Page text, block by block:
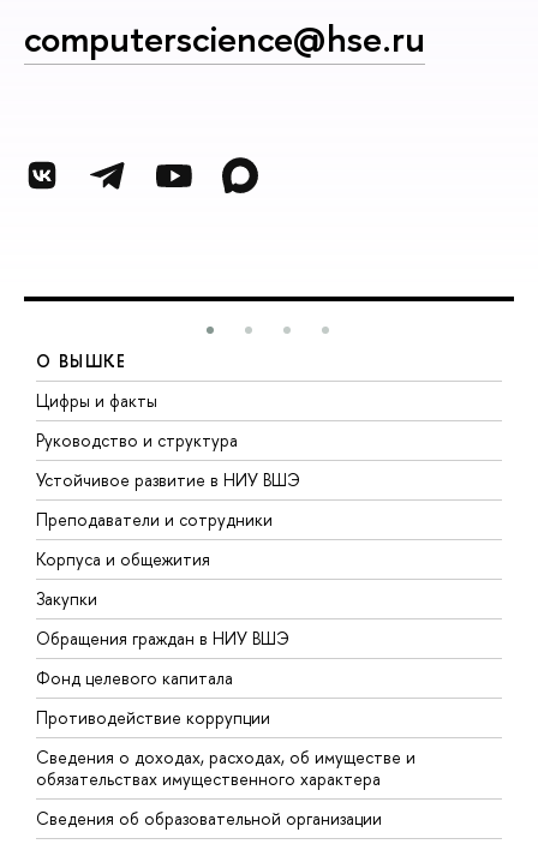
computerscience@hse.ru
О ВЫШКЕ
Цифры и факты
Руководство и структура
Устойчивое развитие в НИУ ВШЭ
Преподаватели и сотрудники
Корпуса и общежития
Закупки
Обращения граждан в НИУ ВШЭ
Фонд целевого капитала
Противодействие коррупции
Сведения о доходах, расходах, об имуществе и
обязательствах имущественного характера
Сведения об образовательной организации